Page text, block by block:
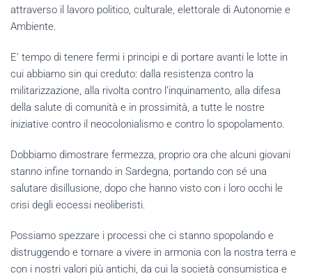
attraverso il lavoro politico, culturale, elettorale di Autonomie e
Ambiente.
E’ tempo di tenere fermi i principi e di portare avanti le lotte in
cui abbiamo sin qui creduto: dalla resistenza contro la
militarizzazione, alla rivolta contro l’inquinamento, alla difesa
della salute di comunità e in prossimità, a tutte le nostre
iniziative contro il neocolonialismo e contro lo spopolamento.
Dobbiamo dimostrare fermezza, proprio ora che alcuni giovani
stanno infine tornando in Sardegna, portando con sé una
salutare disillusione, dopo che hanno visto con i loro occhi le
crisi degli eccessi neoliberisti.
Possiamo spezzare i processi che ci stanno spopolando e
distruggendo e tornare a vivere in armonia con la nostra terra e
con i nostri valori più antichi, da cui la società consumistica e